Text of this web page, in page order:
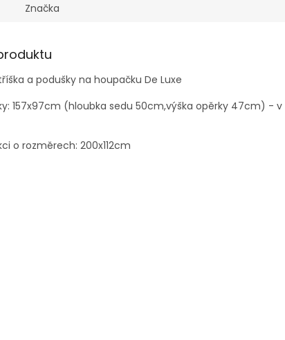
Značka
a podušky na houpačku De Luxe
157x97cm (hloubka sedu 50cm,výška opěrky 47cm) - v
o rozměrech: 200x112cm